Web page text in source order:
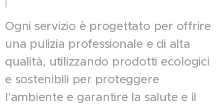
Ogni servizio è progettato per offrire
una pulizia professionale e di alta
qualità, utilizzando prodotti ecologici
e sostenibili per proteggere
l'ambiente e garantire la salute e il